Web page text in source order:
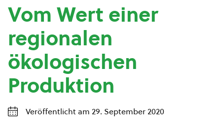
Vom Wert einer
regionalen
ökologischen
Produktion
Veröffentlicht am 29. September 2020